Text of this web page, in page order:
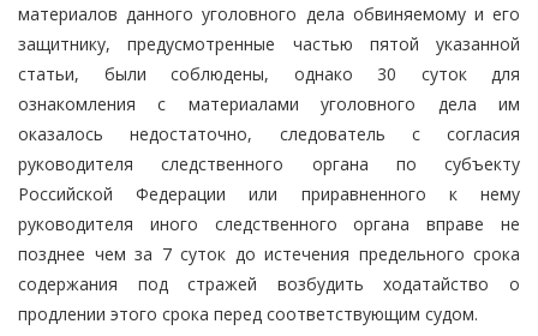
материалов данного уголовного дела обвиняемому и его
защитнику, предусмотренные частью пятой указанной
статьи, были соблюдены, однако 30 суток для
ознакомления с материалами уголовного дела им
оказалось недостаточно, следователь с согласия
руководителя следственного органа по субъекту
Российской Федерации или приравненного к нему
руководителя иного следственного органа вправе не
позднее чем за 7 суток до истечения предельного срока
содержания под стражей возбудить ходатайство о
продлении этого срока перед соответствующим судом.